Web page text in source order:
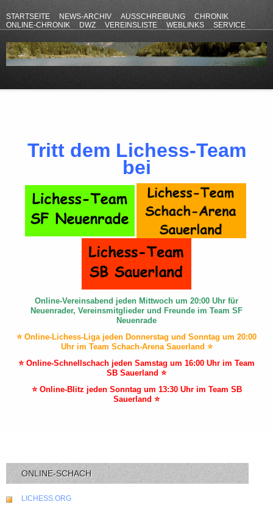
STARTSEITE NEWS-ARCHIV AUSSCHREIBUNG
CHRONIK
ONLINE-CHRONIK
DWZ VEREINSLISTE WEBLINKS
SERVICE
Tritt dem Lichess-Team
bei
Online-Vereinsabend jeden Mittwoch um 20:00 Uhr für
Neuenrader, Vereinsmitglieder und Freunde im Team SF
Neuenrade
⭐ Online-Lichess-Liga jeden Donnerstag und Sonntag um 20:00
Uhr im Team Schach-Arena Sauerland ⭐
⭐ Online-Schnellschach jeden Samstag um 16:00 Uhr im Team
SB Sauerland ⭐
⭐ Online-Blitz jeden Sonntag um 13:30 Uhr im Team SB
Sauerland ⭐
ONLINE-SCHACH
LICHESS.ORG